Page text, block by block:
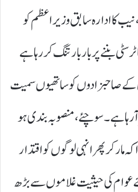
کا ادارہ سابق وزیر اعظم کو
بننے پر بار بار تنگ کر رہا ہے
صاحبزادوں کو ساتھیوں سمیت
ہے۔ سوچئے، منصوبہ بندی ہو
کر پھر انہی لوگوں کو اقتدار
عوام کی حیثیت غلاموں سے بڑھ